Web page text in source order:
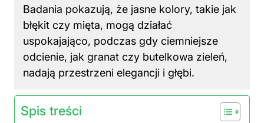
Badania pokazują, że jasne kolory, takie jak
błękit czy mięta, mogą działać
uspokajająco, podczas gdy ciemniejsze
odcienie, jak granat czy butelkowa zieleń,
nadają przestrzeni elegancji i głębi.
Spis treści